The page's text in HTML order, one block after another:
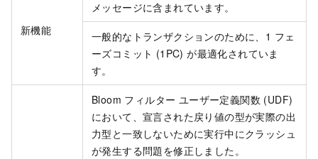
新機能
メッセージに含まれています。
一般的なトランザクションのために、1 フェ
ーズコミット (1PC) が最適化されていま
す。
Bloom フィルター ユーザー定義関数 (UDF)
において、宣言された戻り値の型が実際の出
力型と一致しないために実行中にクラッシュ
が発生する問題を修正しました。